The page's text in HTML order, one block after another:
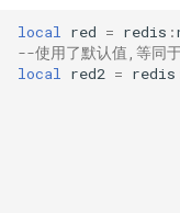
immutable
local red = redis :
--使用了默认值,等同
local
red2 = redis